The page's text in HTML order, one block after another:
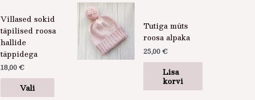
Villased sokid
täpilised roosa
hallide
täppidega
18,00€
Vali
tootel
on
saab
Tutiga müts
roosa alpaka
25,00€
Lisa
korvi